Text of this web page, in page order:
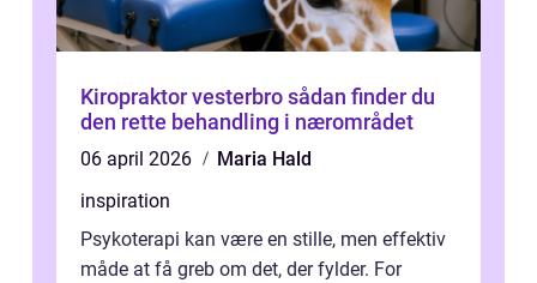
Kiropraktor vesterbro sådan finder du
den rette behandling i nærområdet
06 april 2026
Maria Hald
inspiration
Psykoterapi kan være en stille, men effektiv
måde at få greb om det, der fylder. For